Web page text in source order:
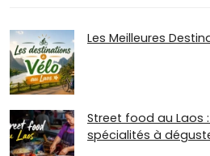
Les Meilleures
Street food au Laos
spécialités à